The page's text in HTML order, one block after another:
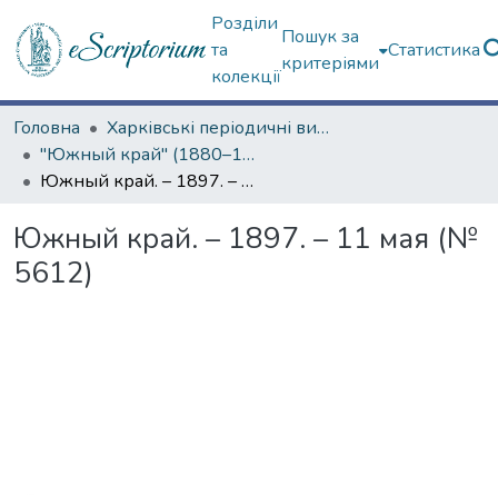
Розділи
та
колекції
Пошук за
критеріями
Статистика
Головна
Харківські періодичні видання
"Южный край" (1880–1919 гг.)
Южный край. – 1897. – 11 мая (№ 5612)
Южный край. – 1897. – 11 мая (№
5612)